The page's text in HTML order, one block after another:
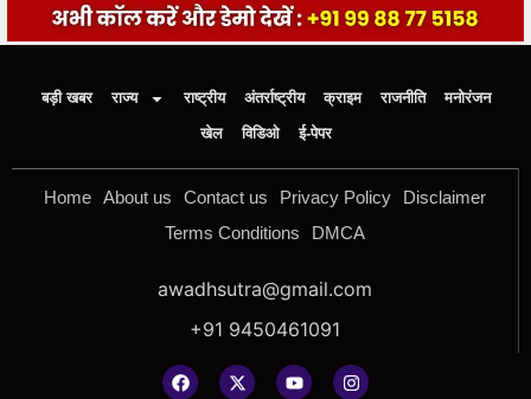
बड़ी खबर राज्य राष्ट्रीय अंतर्राष्ट्रीय क्राइम राजनीति
मनोरंजन
खेल
विडिओ ई-पेपर
Home About us Contact us Privacy Policy
Disclaimer
Terms Conditions
DMCA
awadhsutra@gmail.com
+91 9450461091